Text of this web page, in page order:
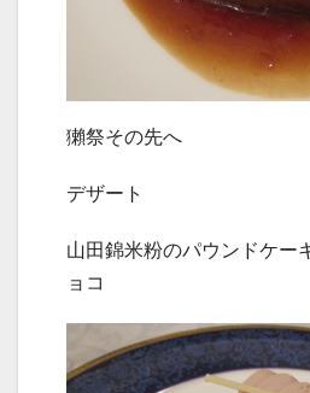
獺祭その先へ
デザート
山田錦米粉のパウンドケ
ョコ